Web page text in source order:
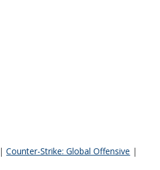
|Counter-Strike: Global Offensive |